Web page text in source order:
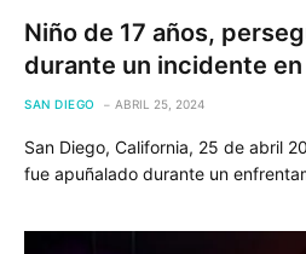
Niño de 17 años,
durante un incidente en
SAN DIEGO ABRIL 25, 2024
San Diego, California, 25 de abril
fue apuñalado durante un